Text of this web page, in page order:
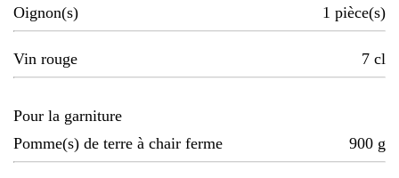
Oignon(s) 1 pièce(s)
Vin rouge 7 cl
Pour la garniture
Pomme(s) de terre à chair ferme
900 g